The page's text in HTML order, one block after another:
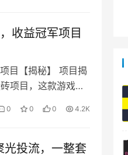
收益冠军项目
目【揭秘】 项目揭
项目，这款游戏推
0 0 0 4.2K
光投流，一整套